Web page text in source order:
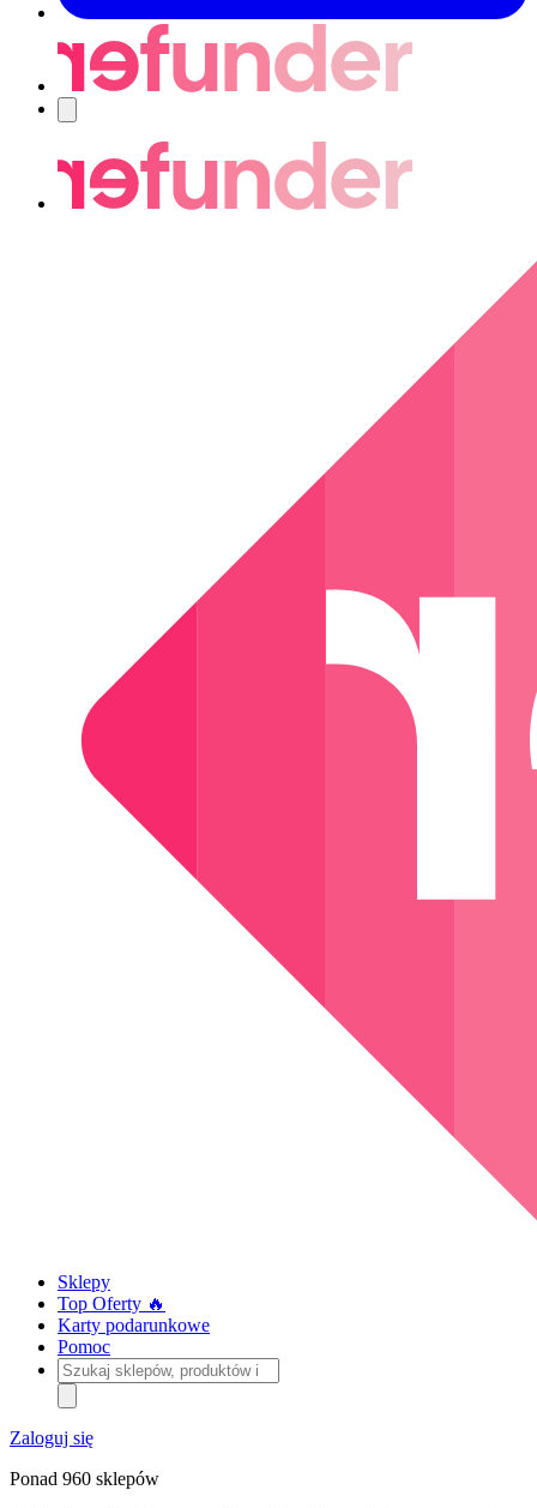
Sklepy
Top Oferty 🔥
Karty podarunkowe
Pomoc
Szukaj
sklepów,
produktów
i
kategorii
Zaloguj się
Ponad 960 sklepów